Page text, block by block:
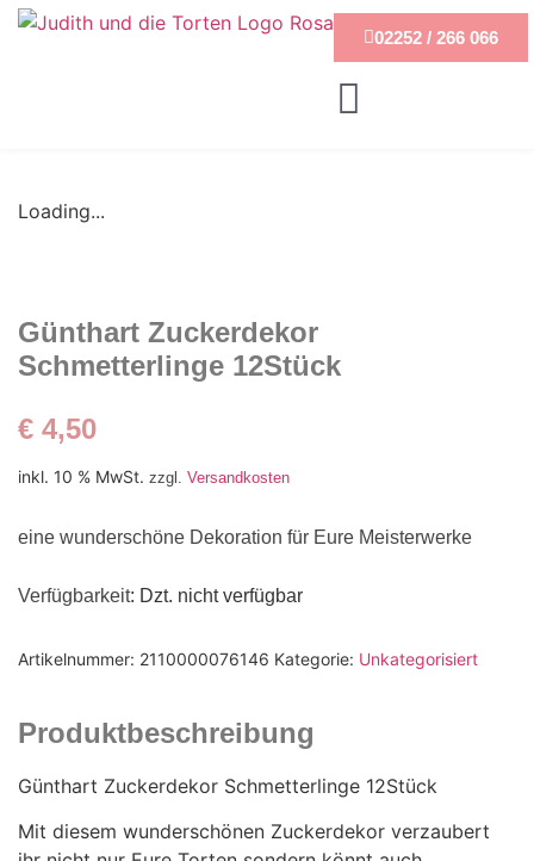
02252 / 266 066
Loading...
Günthart Zuckerdekor
Schmetterlinge 12Stück
€ 4,50
inkl. 10 % MwSt. zzgl. Versandkosten
eine wunderschöne Dekoration für Eure Meisterwerke
Verfügbarkeit: Dzt. nicht verfügbar
Artikelnummer: 2110000076146 Kategorie: Unkategorisiert
Produktbeschreibung
Günthart Zuckerdekor Schmetterlinge 12Stück
Mit diesem wunderschönen Zuckerdekor verzaubert